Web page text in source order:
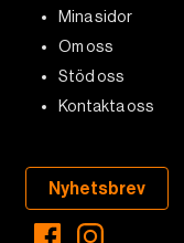
Mina sidor
Om oss
Stöd oss
Kontakta oss
Nyhetsbrev